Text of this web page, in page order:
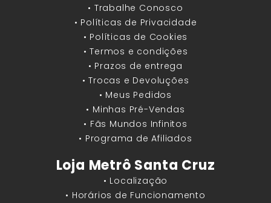
• Trabalhe Conosco
• Políticas de Privacidade
• Políticas de Cookies
• Termos e condições
• Prazos de entrega
• Trocas e Devoluções
• Meus Pedidos
• Minhas Pré-Vendas
• Fãs Mundos Infinitos
• Programa de Afiliados
Loja Metrô Santa Cruz
• Localização
• Horários de Funcionamento